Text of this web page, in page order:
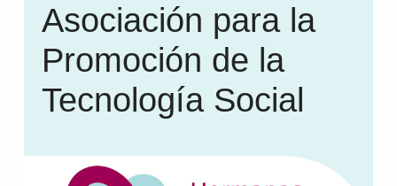
Asociación para la
Promoción de la
Tecnología Social